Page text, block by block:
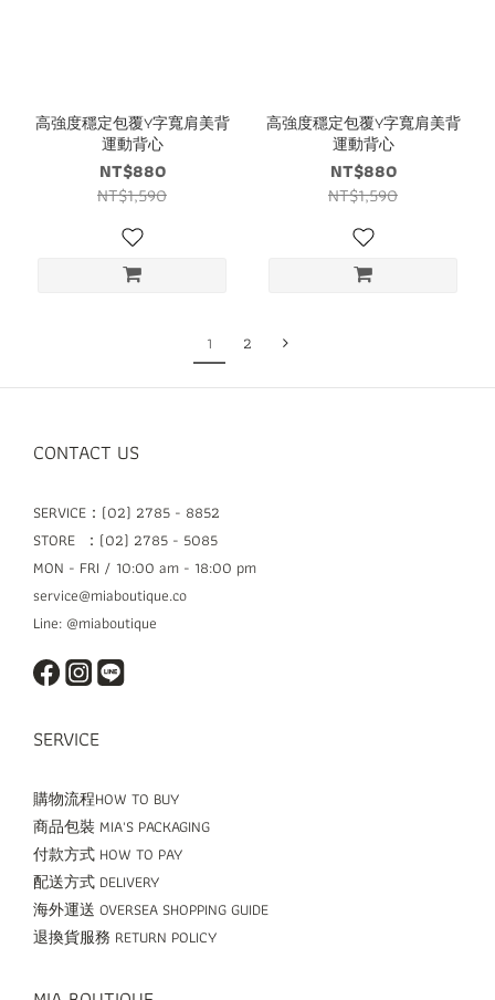
高強度穩定包覆Y字寬肩美背
運動背心
NT$880
NT$1,590
高強度穩定包覆Y字寬肩美背
運動背心
NT$880
NT$1,590
1 2
CONTACT US
SERVICE：(02) 2785 - 8852
STORE ：(02) 2785 - 5085
MON - FRI / 10:00 am - 18:00 pm
service@miaboutique.co
Line: @miaboutique
SERVICE
購物流程HOW TO BUY
商品包裝 MIA'S PACKAGING
付款方式 HOW TO PAY
配送方式 DELIVERY
海外運送 OVERSEA SHOPPING GUIDE
退換貨服務 RETURN POLICY